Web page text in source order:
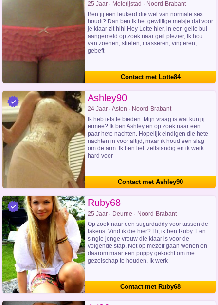
25 Jaar · Meierijstad · Noord-Brabant
Ben jij een leukerd die wel van normale sex
houdt? Dan ben ik het gewillige meisje dat voor
je klaar zit hihi Hey Lotte hier, in een geile bui
aangemeld op zoek naar geil plezier, Ik hou
van zoenen, strelen, masseren, vingeren,
gebeft
Contact met Lotte84
Ashley90
24 Jaar · Asten · Noord-Brabant
Ik heb iets te bieden. Mijn vraag is wat kun jij
ermee? Ik ben Ashley en op zoek naar een
paar hete nachten. Hopelijk eindigen die hete
nachten in voor altijd, maar ik houd een slag
om de arm. Ik ben lief, zelfstandig en ik werk
hard voor
Contact met Ashley90
Ruby68
25 Jaar · Deurne · Noord-Brabant
Op zoek naar een sugardaddy voor tussen de
lakens. Vind ik die hier? Hi, ik ben Ruby. Een
single jonge vrouw die klaar is voor de
volgende stap. Net op mezelf gaan wonen en
daarom maar een puppy gekocht om me
gezelschap te houden. Ik werk
Contact met Ruby68